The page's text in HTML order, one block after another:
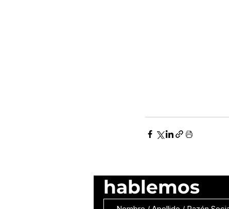
hablemos